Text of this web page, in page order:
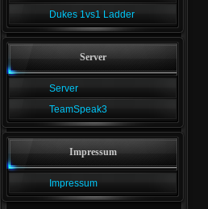
Dukes 1vs1 Ladder
Server
Server
TeamSpeak3
Impressum
Impressum